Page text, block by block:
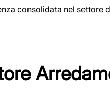
consolidata nel settore